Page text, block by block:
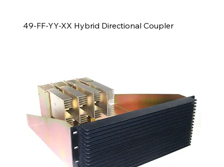
49-FF-YY-XX Hybrid Directional Coupler